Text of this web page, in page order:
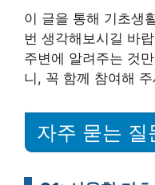
이 글을 통해 기초생
번 생각해보시길 바
주변에 알려주는 것
니, 꼭 함께 참여해
자주 묻는 질